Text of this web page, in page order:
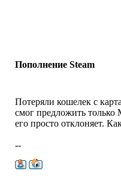
Пополнение Steam
Потеряли кошелек с
смог предложить
его просто отклоняет.
--